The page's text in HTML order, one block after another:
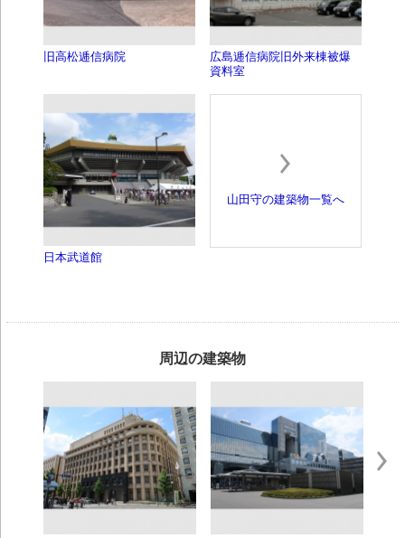
旧高松逓信病院
広島逓信病院旧外来棟被爆
資料室
日本武道館
山田守の建築物一覧へ
周辺の建築物